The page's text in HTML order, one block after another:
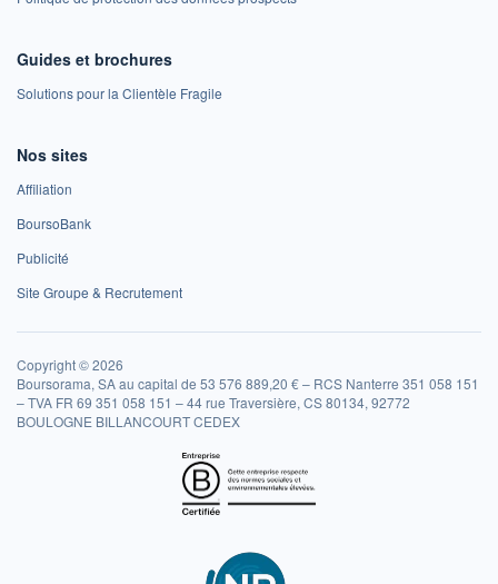
Guides et brochures
Solutions pour la Clientèle Fragile
Nos sites
Affiliation
BoursoBank
Publicité
Site Groupe & Recrutement
Copyright © 2026
Boursorama, SA au capital de 53 576 889,20 € – RCS Nanterre 351 058 151
– TVA FR 69 351 058 151 – 44 rue Traversière, CS 80134, 92772
BOULOGNE BILLANCOURT CEDEX